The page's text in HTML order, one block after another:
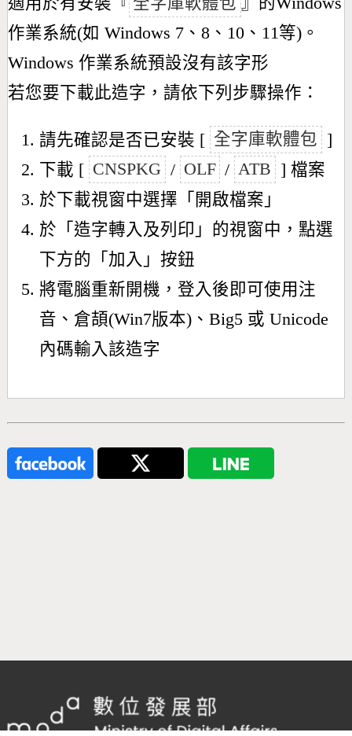
作業系統(如 Windows 7、8、10、11等)。
Windows 作業系統預設沒有該字形
若您要下載此造字，請依下列步驟操作：
請先確認是否已安裝 [ 全字庫軟體包 ]
下載 [ CNSPKG / OLF / ATB ] 檔案
於下載視窗中選擇「開啟檔案」
於「造字轉入及列印」的視窗中，點選
下方的「加入」按鈕
將電腦重新開機，登入後即可使用注
音、倉頡(Win7版本)、Big5 或 Unicode
內碼輸入該造字